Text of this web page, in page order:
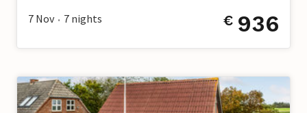
7 Nov • 7 nights € 936